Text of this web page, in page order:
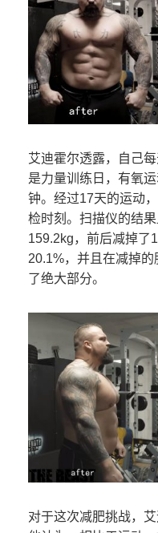
艾迪霍尔透露，自己
是力量训练日，有氧
钟。经过17天的运动
检时刻。扫描仪的结
159.2kg，前后减掉了
20.1%，并且在减掉
了绝大部分。
对于这次减肥挑战，